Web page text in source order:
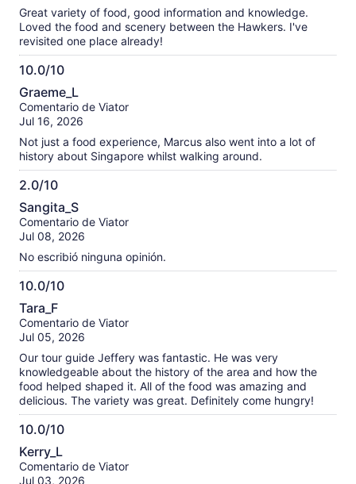
Great variety of food, good information and knowledge.
Loved the food and scenery between the Hawkers. I've
revisited one place already!
10.0/10
10.0
de
10
Graeme_L
Comentario de Viator
Jul 16, 2026
Not just a food experience, Marcus also went into a lot of
history about Singapore whilst walking around.
2.0/10
2.0
de
10
Sangita_S
Comentario de Viator
Jul 08, 2026
No escribió ninguna opinión.
10.0/10
10.0
de
10
Tara_F
Comentario de Viator
Jul 05, 2026
Our tour guide Jeffery was fantastic. He was very
knowledgeable about the history of the area and how the
food helped shaped it. All of the food was amazing and
delicious. The variety was great. Definitely come hungry!
10.0/10
10.0
de
10
Kerry_L
Comentario de Viator
Jul 03, 2026